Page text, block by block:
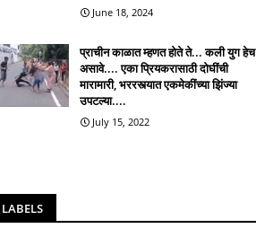
June 18, 2024
प्राचीन काळात म्हणत होते ते... कली युग हेच
असावे.... एका प्रियकरासाठी दोघींची
मारामारी, भररस्त्यात एकमेकींच्या झिंज्या
उपटल्या....
July 15, 2022
LABELS